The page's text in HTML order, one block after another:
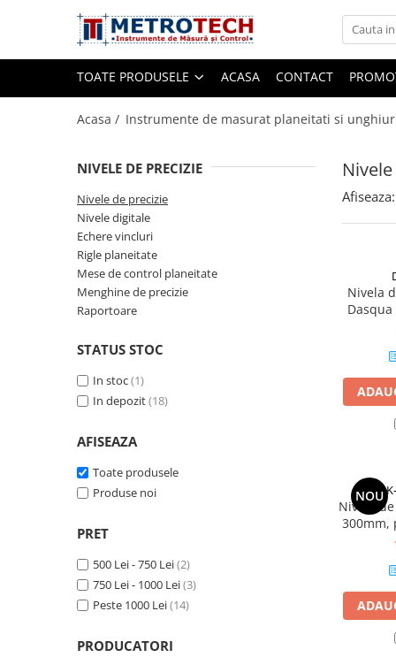
Toate Produsele
Sublere
Sublere digitale
Sublere mecanice
Sublere digitale de adancime
Sublere mecanice de adancime
Sublere cu cadran
Sublere speciale digitale
Sublere mecanice de inaltime
Accesorii sublere
Transfer date sublere
Micrometre
Micrometre de interior in 2 puncte
Micrometre tubulare de interior
TOATE PRODUSELE ACASA CONTACT
Acasa / Instrumente de masurat planeitati si
NIVELE DE PRECIZIE
Nivele de precizie
Nivele digitale
Echere vincluri
Rigle planeitate
Mese de control planeitate
Menghine de precizie
Raportoare
STATUS STOC
In stoc(1)
In depozit(18)
AFISEAZA
Toate produsele
Produse noi
PRET
500 Lei - 750 Lei(2)
750 Lei - 1000 Lei(3)
Peste 1000 Lei(14)
PRODUCATORI
Afiseaza:
Nivela
NOU
Nivela
300mm,